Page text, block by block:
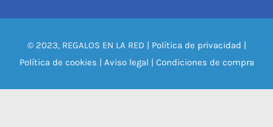
© 2023, REGALOS EN LA RED | Política de privacidad |
Política de cookies | Aviso legal | Condiciones de compra